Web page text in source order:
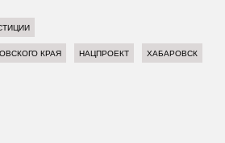
КРАЯ НАЦПРОЕКТ ХАБАРОВСК